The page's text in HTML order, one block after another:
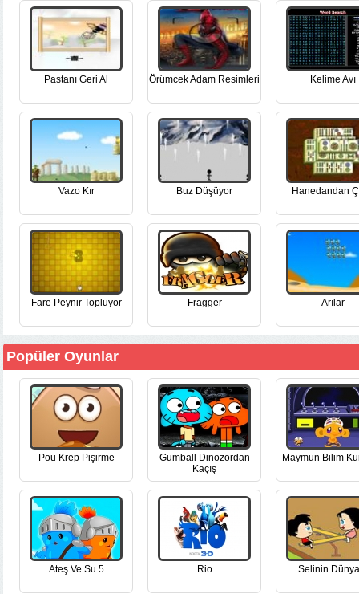
Pastanı Geri Al Örümcek Adam Resimleri Kelime Avı
Vazo Kır Buz Düşüyor Hanedandan
Fare Peynir Topluyor Fragger Arılar
Popüler Oyunlar
Pou Krep Pişirme
Gumball Dinozordan
Kaçış
Maymun Bilim
Ateş Ve Su 5 Rio Selinin